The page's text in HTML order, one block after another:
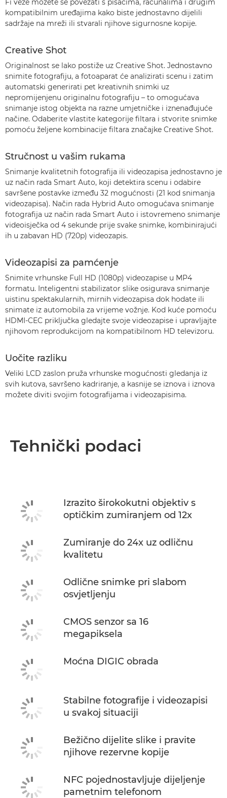
Fi veze možete se povezati s pisačima, računalima i drugim
kompatibilnim uređajima kako biste jednostavno dijelili
sadržaje na mreži ili stvarali njihove sigurnosne kopije.
Creative Shot
Originalnost se lako postiže uz Creative Shot. Jednostavno
snimite fotografiju, a fotoaparat će analizirati scenu i zatim
automatski generirati pet kreativnih snimki uz
nepromijenjenu originalnu fotografiju – to omogućava
snimanje istog objekta na razne umjetničke i iznenađujuće
načine. Odaberite vlastite kategorije filtara i stvorite snimke
pomoću željene kombinacije filtara značajke Creative Shot.
Stručnost u vašim rukama
Snimanje kvalitetnih fotografija ili videozapisa jednostavno je
uz način rada Smart Auto, koji detektira scenu i odabire
savršene postavke između 32 mogućnosti (21 kod snimanja
videozapisa). Način rada Hybrid Auto omogućava snimanje
fotografija uz način rada Smart Auto i istovremeno snimanje
videoisječka od 4 sekunde prije svake snimke, kombinirajući
ih u zabavan HD (720p) videozapis.
Videozapisi za pamćenje
Snimite vrhunske Full HD (1080p) videozapise u MP4
formatu. Inteligentni stabilizator slike osigurava snimanje
uistinu spektakularnih, mirnih videozapisa dok hodate ili
snimate iz automobila za vrijeme vožnje. Kod kuće pomoću
HDMI-CEC priključka gledajte svoje videozapise i upravljajte
njihovom reprodukcijom na kompatibilnom HD televizoru.
Uočite razliku
Veliki LCD zaslon pruža vrhunske mogućnosti gledanja iz
svih kutova, savršeno kadriranje, a kasnije se iznova i iznova
možete diviti svojim fotografijama i videozapisima.
Tehnički podaci
Izrazito širokokutni objektiv s
optičkim zumiranjem od 12x
Zumiranje do 24x uz odličnu
kvalitetu
Odlične snimke pri slabom
osvjetljenju
CMOS senzor sa 16
megapiksela
Moćna DIGIC obrada
Stabilne fotografije i videozapisi
u svakoj situaciji
Bežično dijelite slike i pravite
njihove rezervne kopije
NFC pojednostavljuje dijeljenje
pametnim telefonom